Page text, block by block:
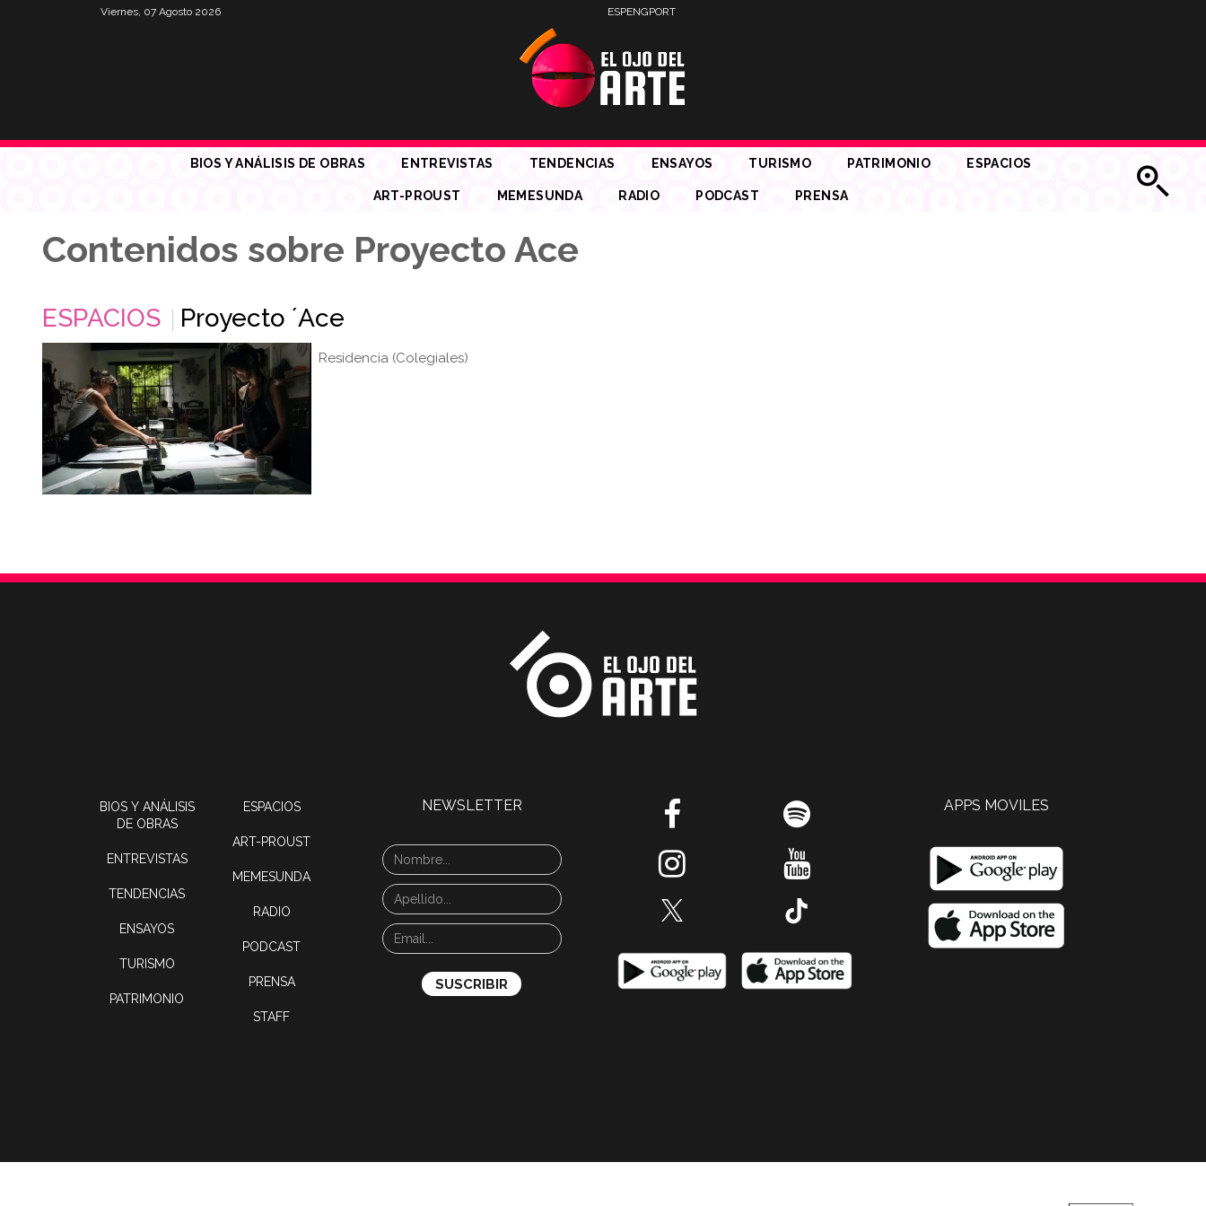
Viernes, 07 Agosto 2026 ESPENGPORT
BIOS Y ANÁLISIS DE OBRAS ENTREVISTAS TENDENCIAS ENSAYOS TURISMO PATRIMONIO ESPACIOS
ART-PROUST MEMESUNDA RADIO PODCAST PRENSA
Contenidos sobre Proyecto Ace
ESPACIOS Proyecto ´Ace
Residencia (Colegiales)
BIOS Y ANÁLISIS
DE OBRAS
ENTREVISTAS
TENDENCIAS
ENSAYOS
TURISMO
PATRIMONIO
ESPACIOS
ART-PROUST
MEMESUNDA
RADIO
PODCAST
PRENSA
STAFF
NEWSLETTER APPS MOVILES